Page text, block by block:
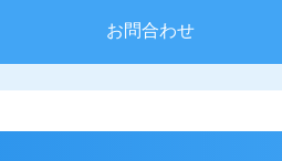
お問合わせ